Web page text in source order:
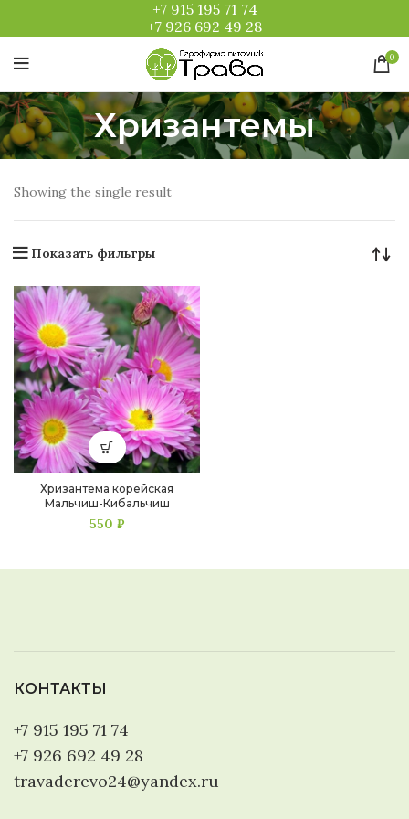
+7 915 195 71 74
+7 926 692 49 28
0
Хризантемы
Showing the single result
Показать фильтры
Хризантема корейская
Мальчиш-Кибальчиш
550 ₽
КОНТАКТЫ
+7 915 195 71 74
+7 926 692 49 28
travaderevo24@yandex.ru